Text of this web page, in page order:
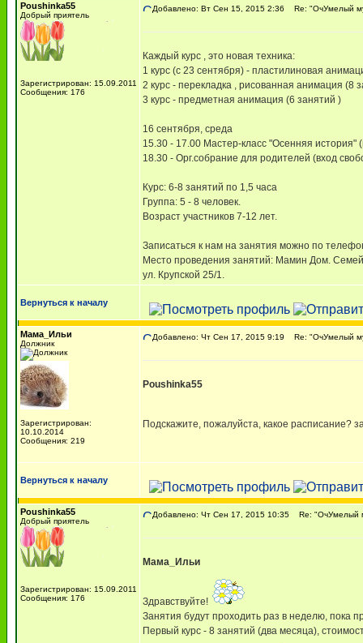
Poushinka55
Добрый приятель
Зарегистрирован: 15.09.2011
Сообщения: 176
Добавлено: Вт Сен 15, 2015 2:36 Re: "ОчУмелый
Каждый курс , это новая техника:
1 курс (с 23 сентября) - пластилиновая
2 курс - перекладка , рисованная анимация (8
3 курс - предметная анимация (6 занятий )
16 сентября, среда
15.30 - 17.00 Мастер-класс "Осенняя история"
18.30 - Орг.собрание для родителей (вход
Курс: 6-8 занятий по 1,5 часа
Группа: 5 - 8 человек.
Возраст участников 7-12 лет.
Записаться к нам на занятия можно по
Место проведения занятий: Мамин Дом.
ул. Крупской 25/1.
Вернуться к началу
Мама_Ильи
Должник
Зарегистрирован:
10.10.2014
Сообщения: 219
Добавлено: Чт Сен 17, 2015 9:19 Re: "ОчУмелый
Poushinka55
Подскажите, пожалуйста, какое расписание?
Вернуться к началу
Poushinka55
Добрый приятель
Зарегистрирован: 15.09.2011
Сообщения: 176
Добавлено: Чт Сен 17, 2015 10:35 Re: "ОчУмелый
Мама_Ильи
Здравствуйте!
Занятия будут проходить раз в неделю, пока
Первый курс - 8 занятий (два месяца),